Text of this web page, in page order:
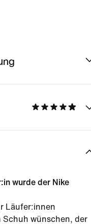
wurde der Nike
Läufer:innen
Schuh wünschen, der